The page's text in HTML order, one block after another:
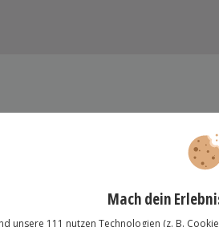
AS350) über Oberstdorf,
und das Schloss Neuschwanstein
Piloten